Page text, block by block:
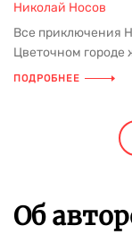
Николай Носов
Все приключения
Цветочном городе
ПОДРОБНЕЕ
Об